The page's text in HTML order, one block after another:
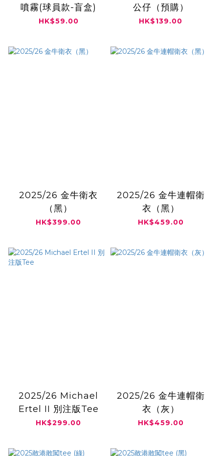
噴霧(球員款-盲盒)
HK$59.00
公仔（預購）
HK$139.00
2025/26 金牛衛衣
（黑）
HK$399.00
2025/26 金牛連帽衛
衣（黑）
HK$459.00
2025/26 Michael
Ertel II 別注版Tee
HK$299.00
2025/26 金牛連帽衛
衣（灰）
HK$459.00